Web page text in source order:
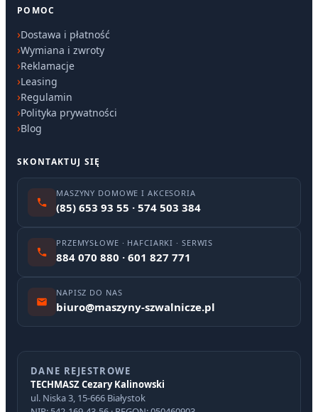
POMOC
Dostawa i płatność
Wymiana i zwroty
Reklamacje
Leasing
Regulamin
Polityka prywatności
Blog
SKONTAKTUJ SIĘ
MASZYNY DOMOWE I AKCESORIA
(85) 653 93 55 · 574 503 384
PRZEMYSŁOWE · HAFCIARKI · SERWIS
884 070 880 · 601 827 771
NAPISZ DO NAS
biuro@maszyny-szwalnicze.pl
DANE REJESTROWE
TECHMASZ Cezary Kalinowski
ul. Niska 3, 15-666 Białystok